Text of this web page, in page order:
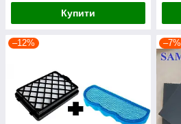
Купити
–12% –7%